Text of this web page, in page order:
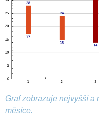
Graf zobrazuje nejvyšší a
měsíce.